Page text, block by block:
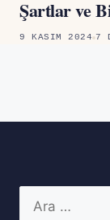
Şartlar ve
9 KASIM 2024 7
ara